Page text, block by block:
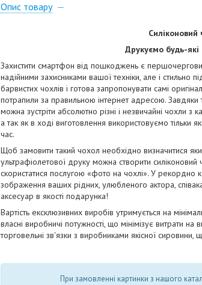
Опис товару
Друкуємо будь-
Захистити смартфон від пошкоджень є
надійними захисниками вашої техніки, але і стильно
барвистих чохлів і готова запропонувати самі
потрапили за правильною інтернет адресою.
можна зустріти абсолютно різні і незвичайні чохли
а так як в ході виготовлення використовуємо тільки
час.
Щоб замовити такий чохол необхідно визначитися
ультрафіолетової друку можна створити
скористатися послугою «фото на чохлі». У
зображення ваших рідних, улюбленого актора,
аксесуар в якості подарунка!
Вартість ексклюзивних виробів утримується на
власні виробничі потужності, що мінімізує витрати
торговельні зв'язки з виробниками якісної
При замовленні картинки з нашого